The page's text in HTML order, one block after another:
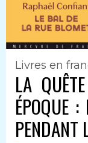
Livres en
LA
ÉPOQUE
PENDANT